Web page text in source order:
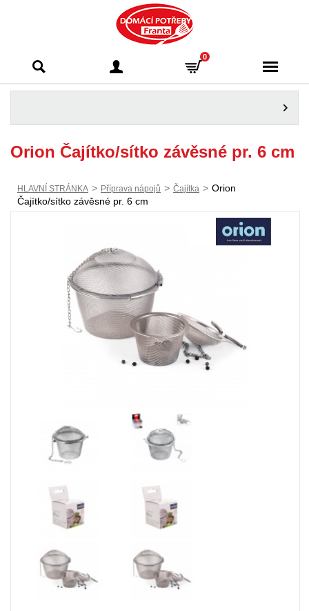
Franta - Příbram
0
Orion Čajítko/sítko závěsné pr. 6 cm
HLAVNÍ STRÁNKA > Příprava nápojů > Čajítka > Orion
Čajítko/sítko závěsné pr. 6 cm